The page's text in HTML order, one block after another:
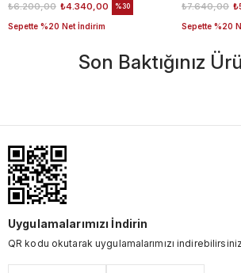
₺4.340,00
₺6.200,00
Sepette %20 Net İndirim
%30 ₺7.640,00
Sepette %20
Son Baktığınız
Uygulamalarımızı İndirin
QR kodu okutarak uygulamalarımızı